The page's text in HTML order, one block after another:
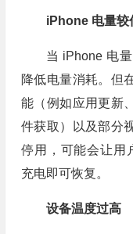
iPhone 电量较
当 iPhone 电
降低电量消耗。但
能（例如应用更新
件获取）以及部分
停用，可能会让用
充电即可恢复。
设备温度过高